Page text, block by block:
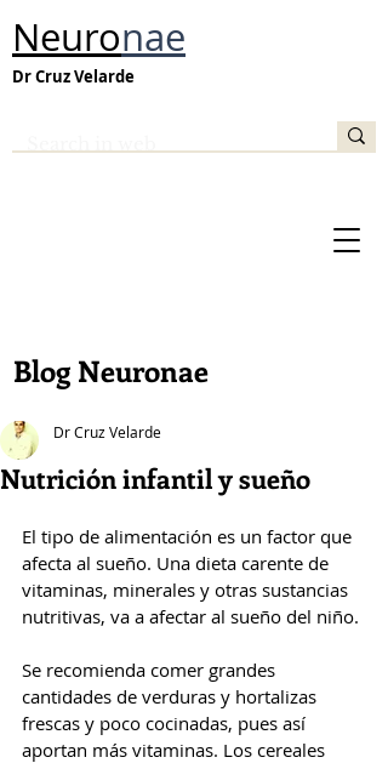
Neuronae
Dr Cruz Velarde
Blog Neuronae
Nutrición infantil y sueño
Dr Cruz Velarde
El tipo de alimentación es un factor que
afecta al sueño. Una dieta carente de
vitaminas, minerales y otras sustancias
nutritivas, va a afectar al sueño del niño.
Se recomienda comer grandes
cantidades de verduras y hortalizas
frescas y poco cocinadas, pues así
aportan más vitaminas. Los cereales